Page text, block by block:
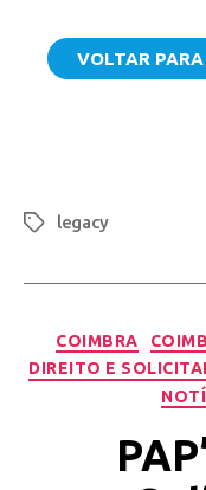
VOLTAR
legacy
COIMBRA
DIREITO E